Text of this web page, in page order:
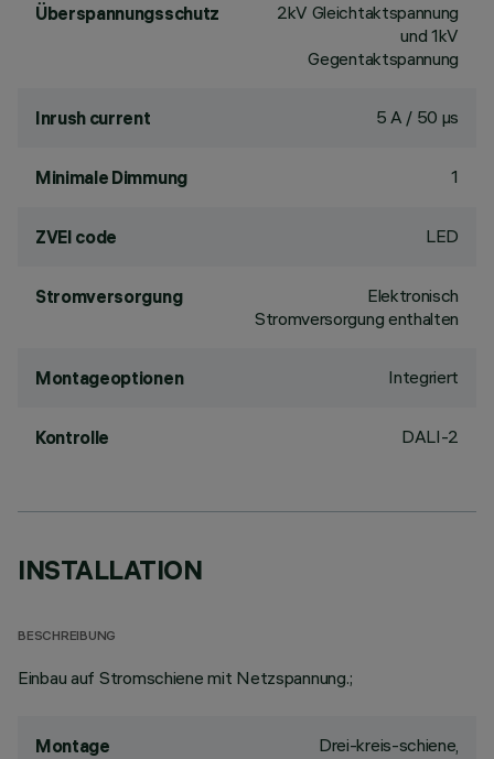
Überspannungsschutz
2kV Gleichtaktspannung
und 1kV
Gegentaktspannung
Inrush current 5 A / 50 µs
Minimale Dimmung 1
ZVEI code LED
Stromversorgung
Elektronisch
Stromversorgung enthalten
Montageoptionen Integriert
Kontrolle DALI-2
INSTALLATION
BESCHREIBUNG
Einbau auf Stromschiene mit Netzspannung.;
Montage
Drei-kreis-schiene,